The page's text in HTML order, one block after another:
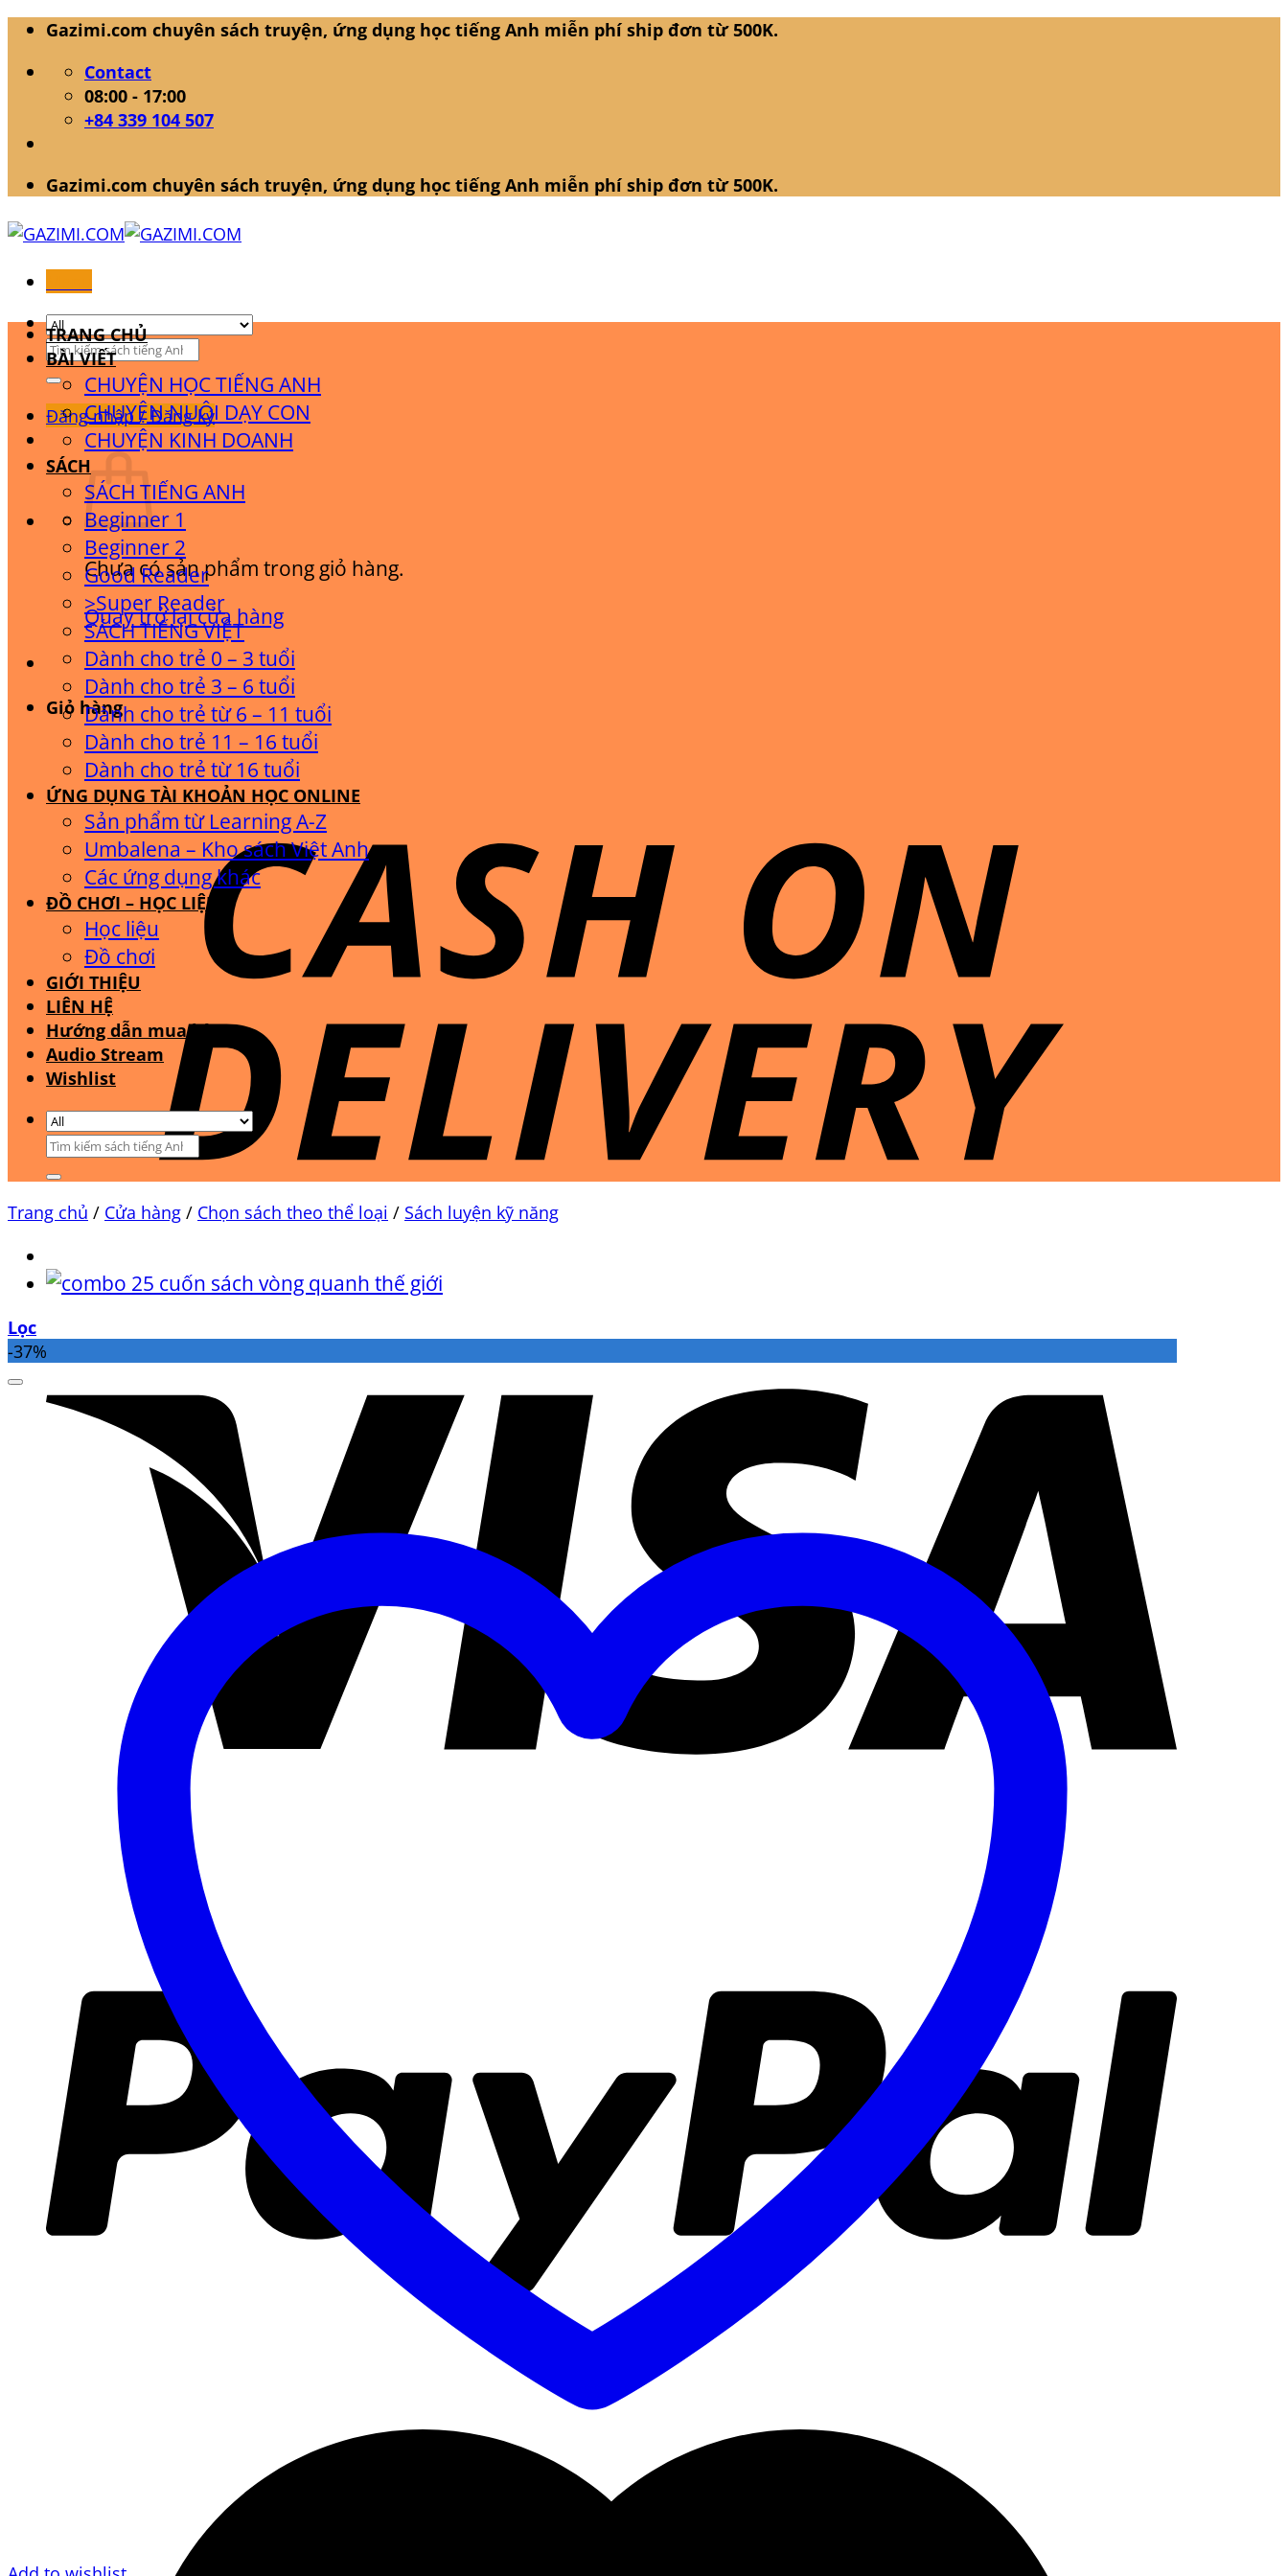
Skip
content
Gazimi.com chuyên sách truyện, ứng dụng học tiếng Anh miễn phí ship đơn từ 500K.
Contact
08:00 - 17:00
+84 339 104 507
Gazimi.com chuyên sách truyện, ứng dụng học tiếng Anh miễn phí ship đơn từ 500K.
Tìm
kiếm:
Đăng nhập / Đăng ký
Chưa có sản phẩm trong giỏ hàng.
Quay trở lại cửa hàng
Giỏ hàng
TRANG CHỦ
BÀI VIẾT
CHUYỆN HỌC TIẾNG ANH
CHUYỆN NUÔI DẠY CON
CHUYỆN KINH DOANH
SÁCH
SÁCH TIẾNG ANH
Beginner 1
Beginner 2
Good Reader
>Super Reader
SÁCH TIẾNG VIỆT
Dành cho trẻ 0 – 3 tuổi
Dành cho trẻ 3 – 6 tuổi
Dành cho trẻ từ 6 – 11 tuổi
Dành cho trẻ 11 – 16 tuổi
Dành cho trẻ từ 16 tuổi
ỨNG DỤNG TÀI KHOẢN HỌC ONLINE
Sản phẩm từ Learning A-Z
Umbalena – Kho sách Việt Anh
Các ứng dụng khác
ĐỒ CHƠI – HỌC LIỆU
Học liệu
Đồ chơi
GIỚI THIỆU
LIÊN HỆ
Hướng dẫn mua hàng
Audio Stream
Wishlist
Tìm
Trang chủ / Cửa hàng / Chọn sách theo thể loại / Sách luyện kỹ năng
Lọc
-37%